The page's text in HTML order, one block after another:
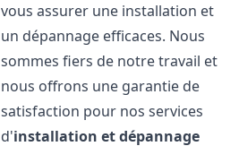
vous assurer une installation et
un dépannage efficaces. Nous
sommes fiers de notre travail et
nous offrons une garantie de
satisfaction pour nos services
d'installation et dépannage